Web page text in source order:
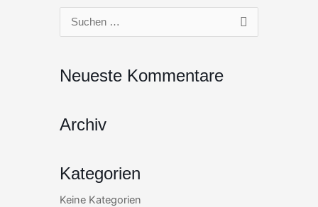
Suchen
Neueste Kommentare
Archiv
Kategorien
Keine Kategorien